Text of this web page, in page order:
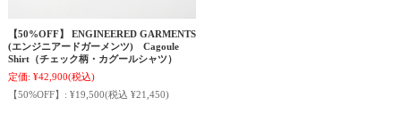
【50%OFF】 ENGINEERED GARMENTS
(エンジニアードガーメンツ) Cagoule
Shirt（チェック柄・カグールシャツ）
定価: ¥42,900(税込)
【50%OFF】: ¥19,500(税込 ¥21,450)